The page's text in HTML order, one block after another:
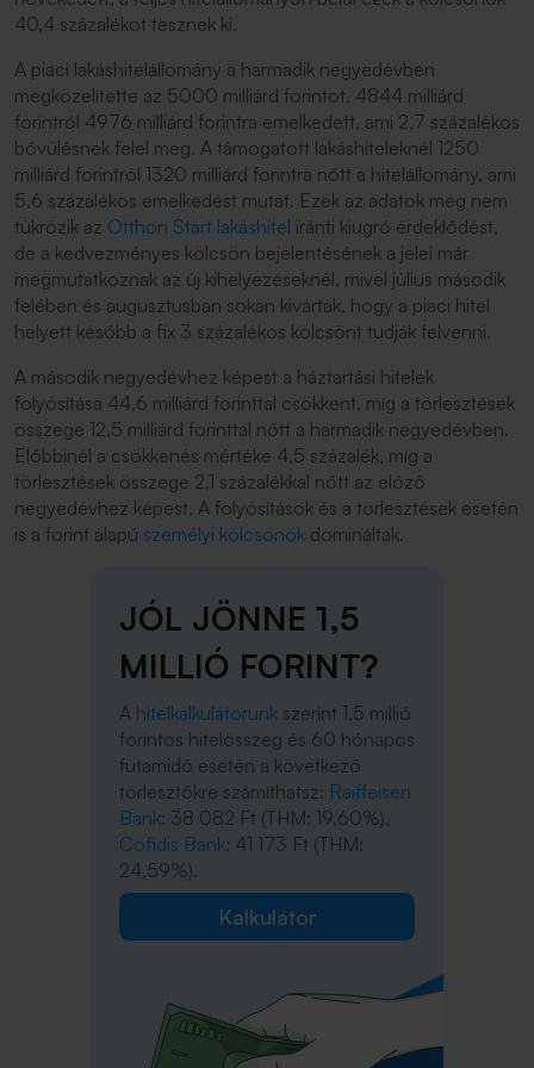
40,4 százalékot tesznek ki.
A piaci lakáshitelállomány a harmadik negyedévben
megközelítette az 5000 milliárd forintot, 4844 milliárd
forintról 4976 milliárd forintra emelkedett, ami 2,7 százalékos
bővülésnek felel meg. A támogatott lakáshiteleknél 1250
milliárd forintról 1320 milliárd forintra nőtt a hitelállomány, ami
5,6 százalékos emelkedést mutat. Ezek az adatok még nem
tükrözik az Otthon Start lakáshitel iránti kiugró érdeklődést,
de a kedvezményes kölcsön bejelentésének a jelei már
megmutatkoznak az új kihelyezéseknél, mivel július második
felében és augusztusban sokan kivártak, hogy a piaci hitel
helyett később a fix 3 százalékos kölcsönt tudják felvenni.
A második negyedévhez képest a háztartási hitelek
folyósítása 44,6 milliárd forinttal csökkent, míg a törlesztések
összege 12,5 milliárd forinttal nőtt a harmadik negyedévben.
Előbbinél a csökkenés mértéke 4,5 százalék, míg a
törlesztések összege 2,1 százalékkal nőtt az előző
negyedévhez képest. A folyósítások és a törlesztések esetén
is a forint alapú személyi kölcsönök domináltak.
JÓL JÖNNE 1,5
MILLIÓ FORINT?
A hitelkalkulátorunk szerint 1,5 millió
forintos hitelösszeg és 60 hónapos
futamidő esetén a következő
törlesztőkre számíthatsz: Raiffeisen
Bank: 38 082 Ft (THM: 19,60%),
Cofidis Bank: 41 173 Ft (THM:
24,59%).
Kalkulátor